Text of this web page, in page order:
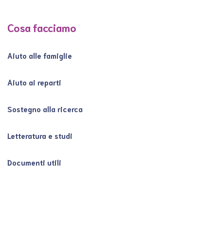
Cosa facciamo
Aiuto alle famiglie
Aiuto ai reparti
Sostegno alla ricerca
Letteratura e studi
Documenti utili